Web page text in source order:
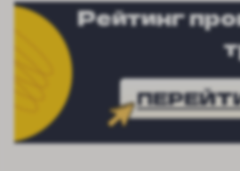
Рейтинг